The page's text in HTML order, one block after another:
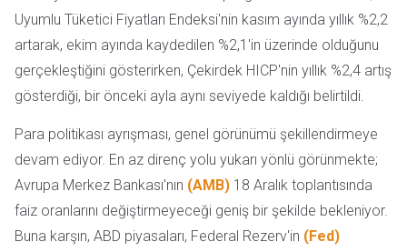
Uyumlu Tüketici Fiyatları Endeksi'nin kasım ayında yıllık %2,2
artarak, ekim ayında kaydedilen %2,1'in üzerinde olduğunu
gerçekleştiğini gösterirken, Çekirdek HICP'nin yıllık %2,4 artış
gösterdiği, bir önceki ayla aynı seviyede kaldığı belirtildi.
Para politikası ayrışması, genel görünümü şekillendirmeye
devam ediyor. En az direnç yolu yukarı yönlü görünmekte;
Avrupa Merkez Bankası'nın (AMB) 18 Aralık toplantısında
faiz oranlarını değiştirmeyeceği geniş bir şekilde bekleniyor.
Buna karşın, ABD piyasaları, Federal Rezerv'in (Fed)